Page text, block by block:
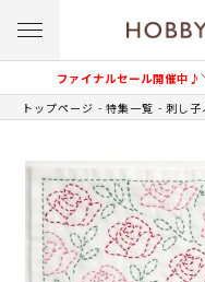
ファイナルセール開催中♪
トップページ 特集一覧 刺し子